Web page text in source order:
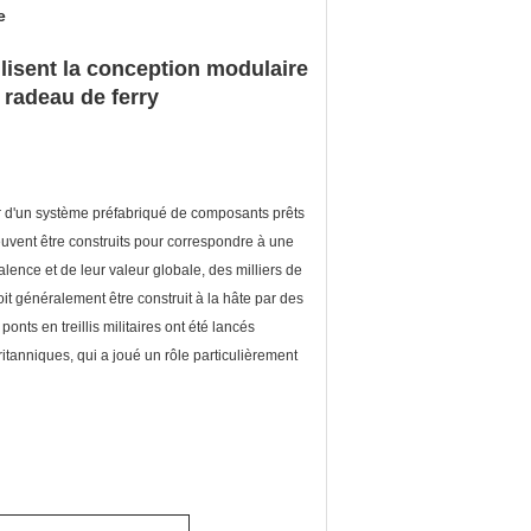
la conception modulaire
de ferry
système préfabriqué de composants prêts
être construits pour correspondre à une
et de leur valeur globale, des milliers de
généralement être construit à la hâte par des
en treillis militaires ont été lancés
qui a joué un rôle particulièrement